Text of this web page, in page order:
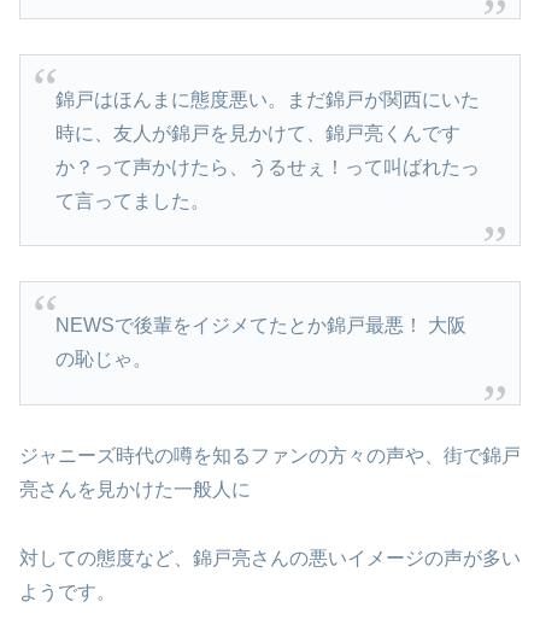
錦戸はほんまに態度悪い。まだ錦戸が関西にいた
時に、友人が錦戸を見かけて、錦戸亮くんです
か？って声かけたら、うるせぇ！って叫ばれたっ
て言ってました。
NEWSで後輩をイジメてたとか錦戸最悪！ 大阪
の恥じゃ。
ジャニーズ時代の噂を知るファンの方々の声や、街で錦戸
亮さんを見かけた一般人に
対しての態度など、錦戸亮さんの悪いイメージの声が多い
ようです。